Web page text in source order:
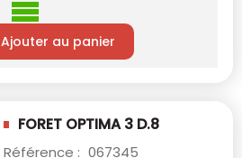
Ajouter au panier
FORET OPTIMA 3 D.8
Référence : 067345